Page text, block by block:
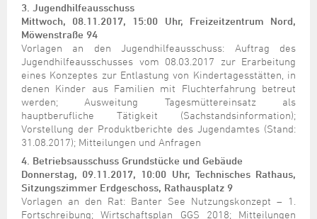
3. Jugendhilfeausschuss
Mittwoch, 08.11.2017, 15:00 Uhr, Freizeitzentrum Nord,
Möwenstraße 94
Vorlagen an den Jugendhilfeausschuss: Auftrag des
Jugendhilfeausschusses vom 08.03.2017 zur Erarbeitung
eines Konzeptes zur Entlastung von Kindertagesstätten, in
denen Kinder aus Familien mit Fluchterfahrung betreut
werden; Ausweitung Tagesmüttereinsatz als
hauptberufliche Tätigkeit (Sachstandsinformation);
Vorstellung der Produktberichte des Jugendamtes (Stand:
31.08.2017); Mitteilungen und Anfragen
4. Betriebsausschuss Grundstücke und Gebäude
Donnerstag, 09.11.2017, 10:00 Uhr, Technisches Rathaus,
Sitzungszimmer Erdgeschoss, Rathausplatz 9
Vorlagen an den Rat: Banter See Nutzungskonzept – 1.
Fortschreibung; Wirtschaftsplan GGS 2018; Mitteilungen